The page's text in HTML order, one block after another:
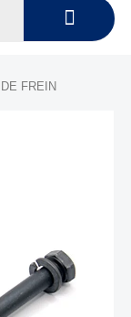
FREIN